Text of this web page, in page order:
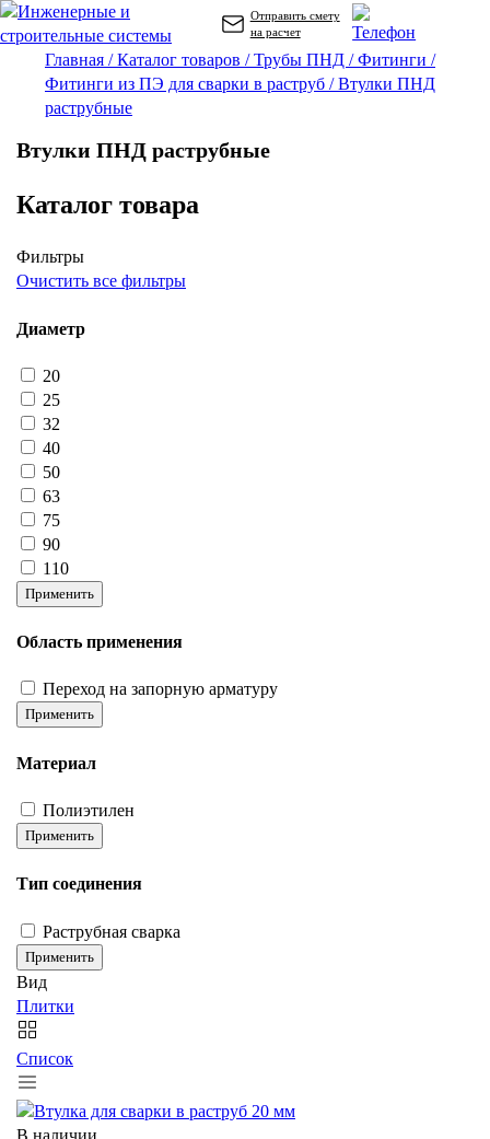
Отправить смету
на расчет
Главная /Каталог товаров /Трубы ПНД /Фитинги /
Фитинги из ПЭ для сварки в раструб /Втулки ПНД
раструбные
Втулки ПНД раструбные
Каталог товара
Фильтры
Очистить все фильтры
Диаметр
20
25
32
40
50
63
75
90
110
Применить
Область применения
Переход на запорную арматуру
Применить
Материал
Полиэтилен
Применить
Тип соединения
Раструбная сварка
Применить
Вид
Плитки
Список
В наличии